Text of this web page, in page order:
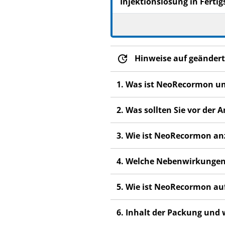
Lesen Sie die gesamte
beginnen, denn sie
Heben Sie die
Dieses Arzneimittel
anderen Menschen
Wenn Sie
Nebenwirkungen, die
Hinweise auf
1. Was ist NeoRecormon
2. Was sollten Sie vor der
3. Wie ist NeoRecormon
4. Welche
5. Wie ist NeoRecormon
6. Inhalt der Packung